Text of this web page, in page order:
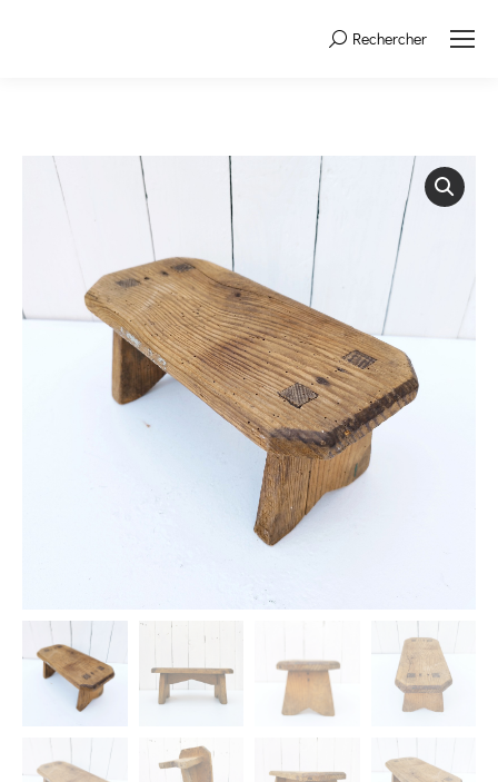
Search:Rechercher